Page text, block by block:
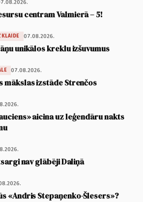
centram Valmierā – 5!
07.08.2026.
unikālos kreklu izšuvumus
07.08.2026.
mākslas izstāde Strenčos
aicina uz leģendāru nakts
nav glābēji Daliņā
«Andris Stepaņenko-Šlesers»?